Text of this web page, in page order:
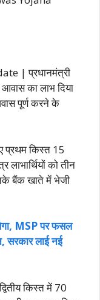
| प्रधानमंत्री
का लाभ दिया
पूर्ण करने के
प्रथम किस्त 15
लाभार्थियों को तीन
बैंक खाते में भेजी
MSP पर फसल
सरकार लाई नई
किस्त में 70